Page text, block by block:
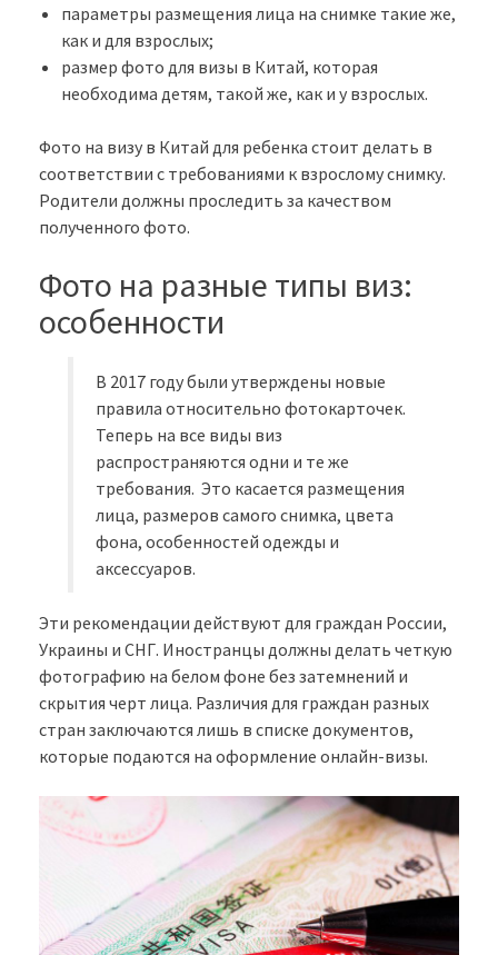
параметры размещения лица на снимке такие же,
как и для взрослых;
размер фото для визы в Китай, которая
необходима детям, такой же, как и у взрослых.
Фото на визу в Китай для ребенка стоит делать в
соответствии с требованиями к взрослому снимку.
Родители должны проследить за качеством
полученного фото.
Фото на разные типы виз:
особенности
В 2017 году были утверждены новые
правила относительно фотокарточек.
Теперь на все виды виз
распространяются одни и те же
требования. Это касается размещения
лица, размеров самого снимка, цвета
фона, особенностей одежды и
аксессуаров.
Эти рекомендации действуют для граждан России,
Украины и СНГ. Иностранцы должны делать четкую
фотографию на белом фоне без затемнений и
скрытия черт лица. Различия для граждан разных
стран заключаются лишь в списке документов,
которые подаются на оформление онлайн-визы.